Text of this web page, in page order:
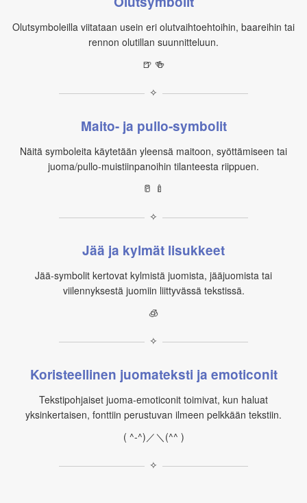
Olutsymboleilla viitataan usein eri olutvaihtoehtoihin, baareihin tai
rennon olutillan suunnitteluun.
🍺 🍻
✧
Maito- ja pullo‑symbolit
Näitä symboleita käytetään yleensä maitoon, syöttämiseen tai
juoma/pullo‑muistiinpanoihin tilanteesta riippuen.
🥛 🍼
✧
Jää ja kylmät lisukkeet
Jää‑symbolit kertovat kylmistä juomista, jääjuomista tai
viilennyksestä juomiin liittyvässä tekstissä.
🧊
✧
Koristeellinen juomateksti ja emoticonit
Tekstipohjaiset juoma‑emoticonit toimivat, kun haluat
yksinkertaisen, fonttiin perustuvan ilmeen pelkkään tekstiin.
( ^-^)／＼(^^ )
✧